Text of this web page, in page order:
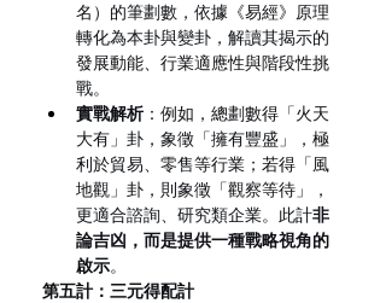
名）的筆劃數，依據《易經》原理
轉化為本卦與變卦，解讀其揭示的
發展動能、行業適應性與階段性挑
戰。
實戰解析 ：例如，總劃數得「火天
大有」卦，象徵「擁有豐盛」，極
利於貿易、零售等行業；若得「風
地觀」卦，則象徵「觀察等待」，
更適合諮詢、研究類企業。此計非
論吉凶，而是提供一種戰略視角的
啟示。
第五計：三元得配計